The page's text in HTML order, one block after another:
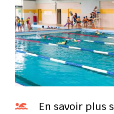
 En savoir plus